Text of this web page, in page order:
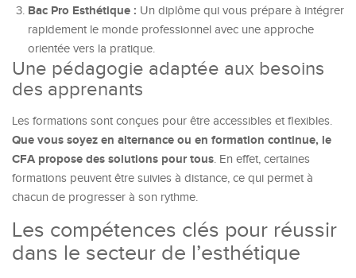
Bac Pro Esthétique : Un diplôme qui vous prépare à intégrer
rapidement le monde professionnel avec une approche
orientée vers la pratique.
Une pédagogie adaptée aux besoins
des apprenants
Les formations sont conçues pour être accessibles et flexibles.
Que vous soyez en alternance ou en formation continue, le
CFA propose des solutions pour tous. En effet, certaines
formations peuvent être suivies à distance, ce qui permet à
chacun de progresser à son rythme.
Les compétences clés pour réussir
dans le secteur de l’esthétique